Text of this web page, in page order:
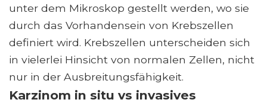
unter dem Mikroskop gestellt werden, wo sie
durch das Vorhandensein von Krebszellen
definiert wird. Krebszellen unterscheiden sich
in vielerlei Hinsicht von normalen Zellen, nicht
nur in der Ausbreitungsfähigkeit.
Karzinom in situ vs invasives